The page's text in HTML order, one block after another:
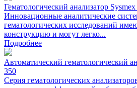
Гематологический анализатор
Инновационные аналитические
гематологических исследований
конструкцию и могут легко...
Подробнее
Автоматический гематологический
350
Cерия гематологических